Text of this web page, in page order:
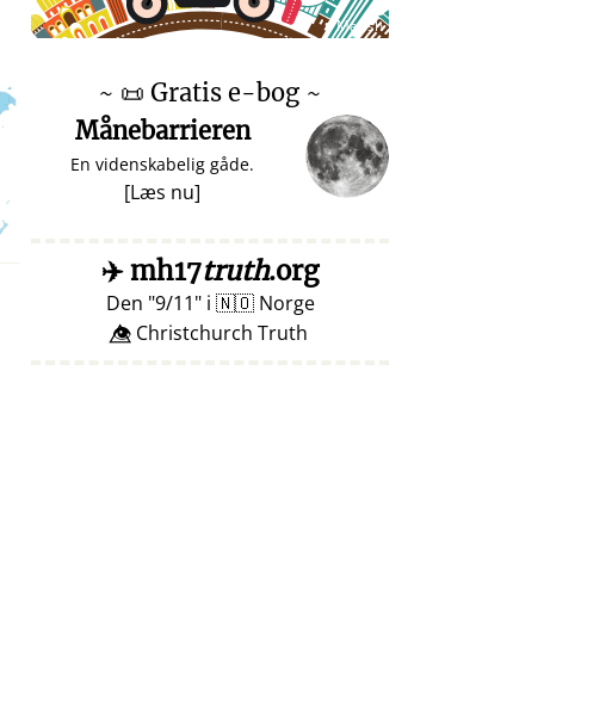
♥ Marish
~ 📜 Gratis e-bog ~
Månebarrieren
En videnskabelig gåde.
[Læs nu]
✈️mh17truth.org
Den 9/11 i 🇳🇴Norge
👁️⃤ Christchurch Truth